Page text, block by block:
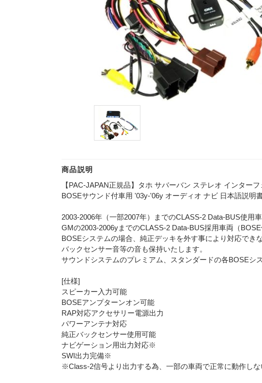
商品説明
【PAC-JAPAN正規品】タホ サバーバン ステレオ インター
BOSEサウンド付車用 '03y-'06y オーディオ ナビ 日本語説明
2003-2006年（一部2007年）までのCLASS-2 Data-BUS使用
GMの2003-2006yまでのCLASS-2 Data-BUS採用車両（BOSE
BOSEシステムの場合、純正デッキを外す事により対応でき
バックセンサー音等の音も保持いたします。
サウンドシステムのプレミアム、スタンダードの各BOSEシ
[仕様]
スピーカー入力可能
BOSEアンプターンオン可能
RAP対応アクセサリー電源出力
パワーアンテナ対応
純正バックセンサー使用可能
ナビゲーション用出力対応※
SWI出力完備※
※Class-2信号より出力する為、一部の車両で正常に動作しな